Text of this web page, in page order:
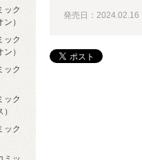
発売日：2024.02.16
ック
）
ック
）
ック
ック
ック